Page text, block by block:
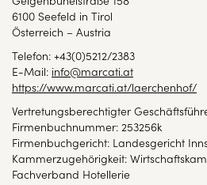
6100 Seefeld in Tirol
Österreich – Austria
Telefon: +43(0)5212/2383
E-Mail: info@marcati.at
https://www.marcati.at/laerchenhof/
Vertretungsberechtigter
Firmenbuchnummer: 253256k
Firmenbuchgericht: Landesgericht
Kammerzugehörigkeit:
Fachverband Hotellerie